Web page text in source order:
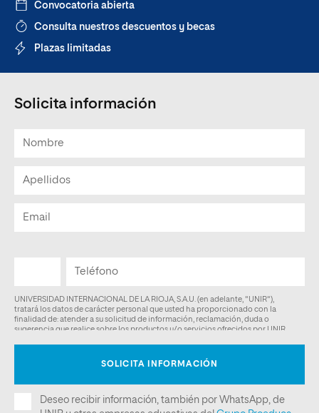
Convocatoria abierta
Consulta nuestros descuentos y becas
Plazas limitadas
Solicita información